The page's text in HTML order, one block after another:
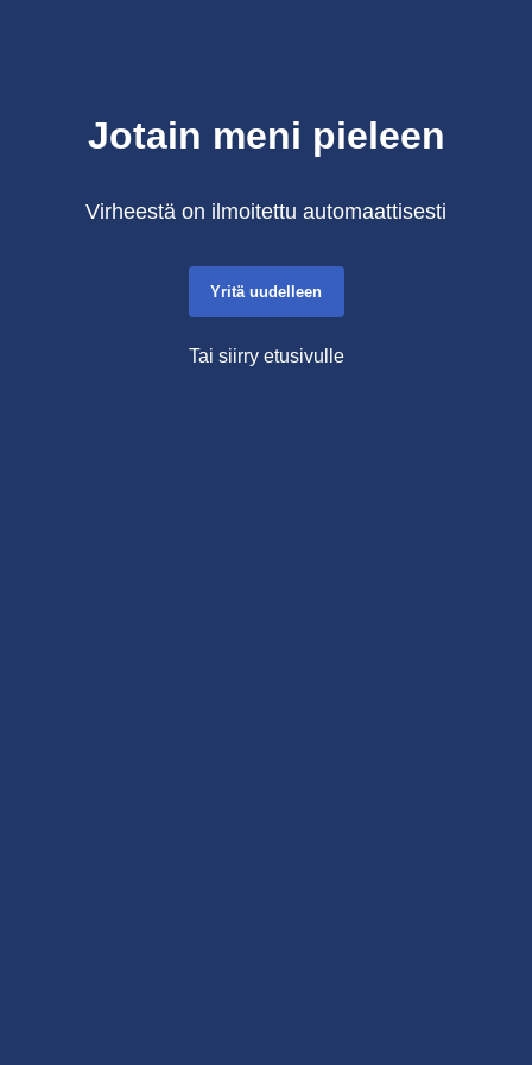
Jotain meni pieleen
Virheestä on ilmoitettu automaattisesti
Yritä uudelleen
Tai siirry etusivulle